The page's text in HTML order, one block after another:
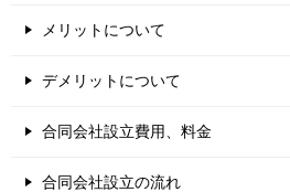
メリットについて
デメリットについて
合同会社設立費用、料金
合同会社設立の流れ